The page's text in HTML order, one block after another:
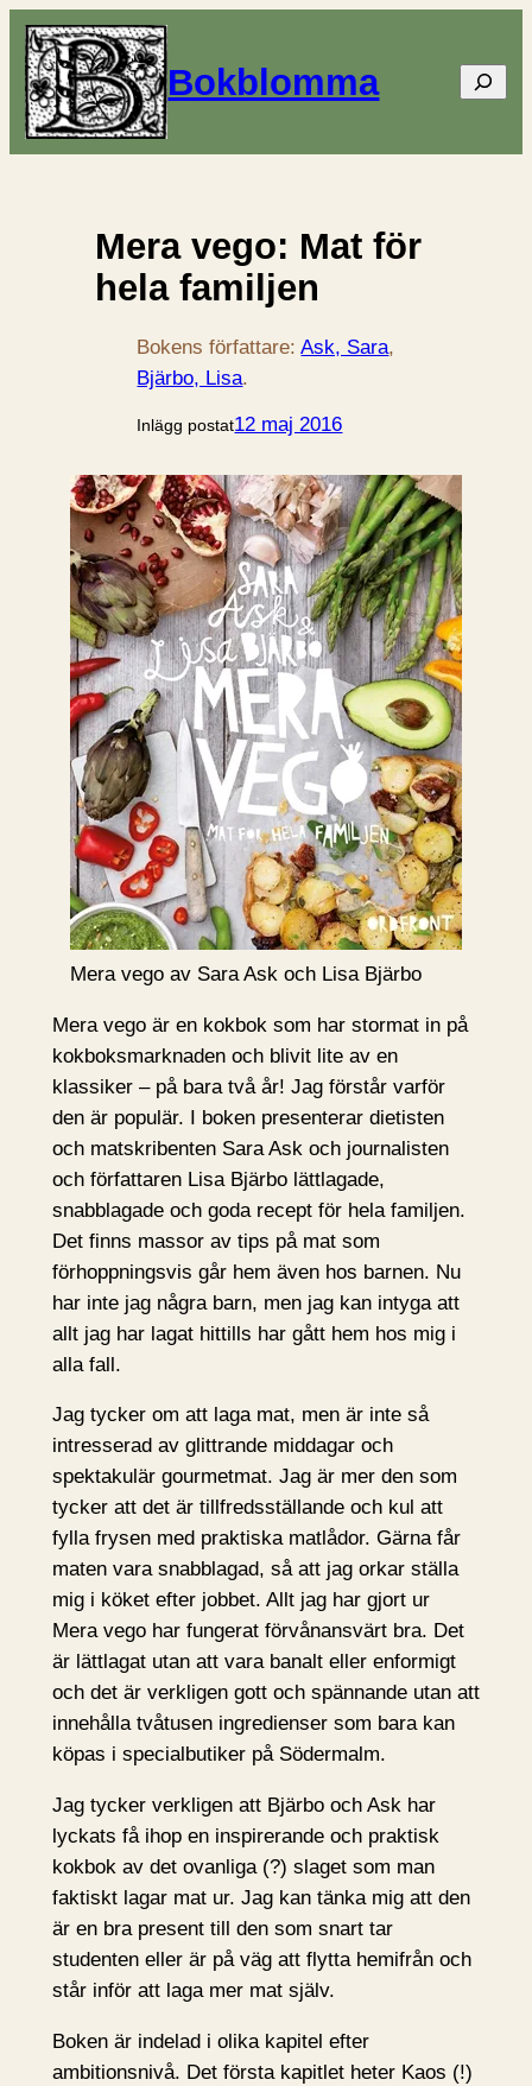
Bokblomma Sök
Mera vego: Mat för
hela familjen
Bokens författare:Ask, Sara
Bjärbo, Lisa.
Inlägg postat12 maj 2016
Mera vego av Sara Ask och Lisa Bjärbo
Mera vego är en kokbok som har stormat in på
kokboksmarknaden och blivit lite av en
klassiker – på bara två år! Jag förstår varför
den är populär. I boken presenterar dietisten
och matskribenten Sara Ask och journalisten
och författaren Lisa Bjärbo lättlagade,
snabblagade och goda recept för hela familjen.
Det finns massor av tips på mat som
förhoppningsvis går hem även hos barnen. Nu
har inte jag några barn, men jag kan intyga att
allt jag har lagat hittills har gått hem hos mig i
alla fall.
Jag tycker om att laga mat, men är inte så
intresserad av glittrande middagar och
spektakulär gourmetmat. Jag är mer den som
tycker att det är tillfredsställande och kul att
fylla frysen med praktiska matlådor. Gärna får
maten vara snabblagad, så att jag orkar ställa
mig i köket efter jobbet. Allt jag har gjort ur
Mera vego har fungerat förvånansvärt bra. Det
är lättlagat utan att vara banalt eller enformigt
och det är verkligen gott och spännande utan att
innehålla tvåtusen ingredienser som bara kan
köpas i specialbutiker på Södermalm.
Jag tycker verkligen att Bjärbo och Ask har
lyckats få ihop en inspirerande och praktisk
kokbok av det ovanliga (?) slaget som man
faktiskt lagar mat ur. Jag kan tänka mig att den
är en bra present till den som snart tar
studenten eller är på väg att flytta hemifrån och
står inför att laga mer mat själv.
Boken är indelad i olika kapitel efter
ambitionsnivå. Det första kapitlet heter Kaos (!)